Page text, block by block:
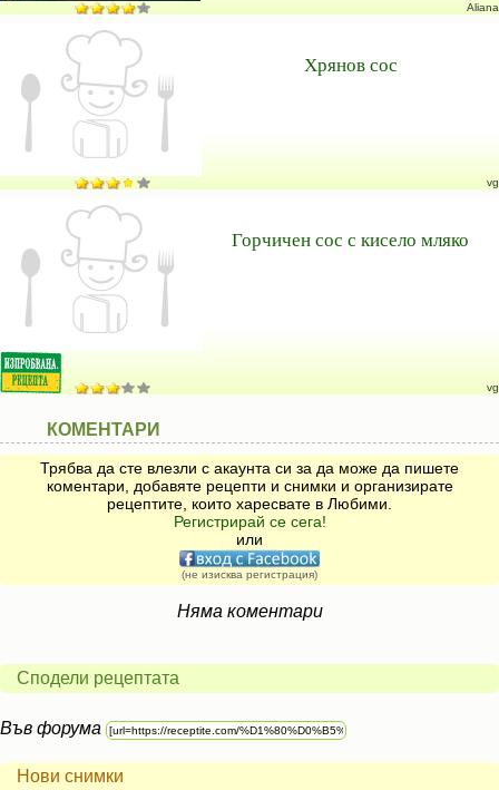
Aliana
Хрянов сос
vg
Горчичен сос с кисело мляко
vg
КОМЕНТАРИ
Трябва да сте влезли с акаунта си за да може да пишете
коментари, добавяте рецепти и снимки и организирате
рецептите, които харесвате в Любими.
Регистрирай се сега!
или
(не изисква регистрация)
Няма коментари
Сподели рецептата
Във форума
Нови снимки